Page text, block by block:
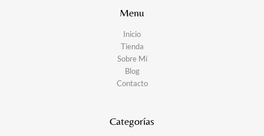
Menu
Inicio
Tienda
Sobre Mí
Blog
Contacto
Categorías